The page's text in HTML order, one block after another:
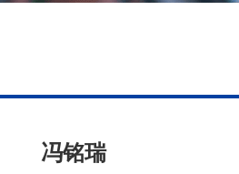
冯铭瑞